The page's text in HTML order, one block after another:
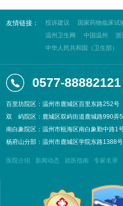
友情链接： 投诉建议 国家药物临床试
温州卫生网
中国温州
浙
中华人民共和国（卫生部）
0577-88882121
百里坊院区：温州市鹿城区百里东路252号
双
屿院区：鹿城区双屿街道鹿城路990弄
南白象院区：温州市瓯海区南白象勤中路1
杨府山分部：温州市鹿城区学院东路1388号
医院介绍 新闻动态 就医指南 专家名录